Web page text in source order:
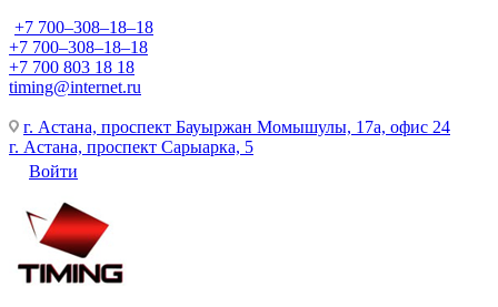
+7 700‒308‒18‒18
+7 700‒308‒18‒18
+7 700 803 18 18
timing@internet.ru
г. Астана, проспект Бауыржан Момышулы, 17а, офис 24
г. Астана, проспект Сарыарка, 5
Войти